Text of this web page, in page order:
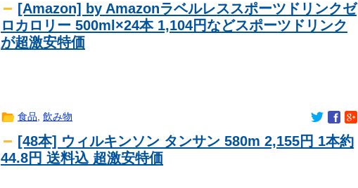
[Amazon] by Amazonラベルレススポーツドリンクゼ
ロカロリー 500ml×24本 1,104円などスポーツドリンク
が超激安特価
食品, 飲み物
[48本] ウィルキンソン タンサン 580m 2,155円 1本約
44.8円 送料込 超激安特価